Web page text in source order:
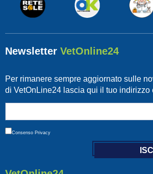
Newsletter VetOnline24
Per rimanere sempre aggiornato sulle
di VetOnLine24 lascia qui il tuo indirizzo
Consenso Privacy